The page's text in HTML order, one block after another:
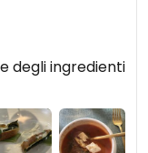
degli ingredienti